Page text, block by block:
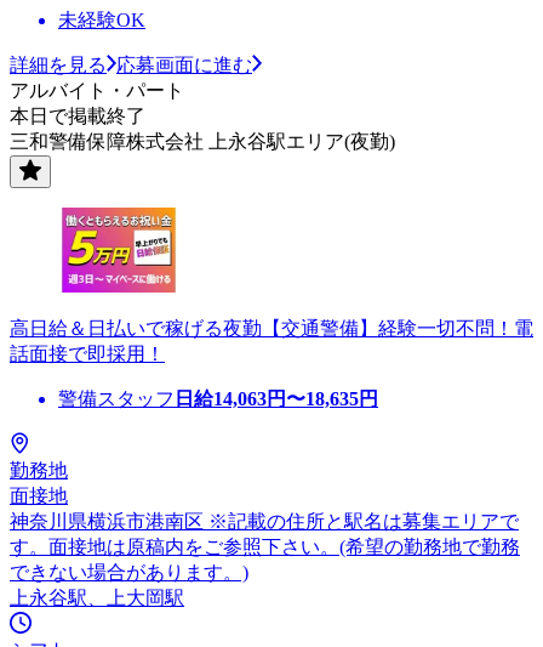
未経験OK
詳細を見る
応募画面に進む
アルバイト・パート
本日で掲載終了
三和警備保障株式会社 上永谷駅エリア(夜勤)
高日給＆日払いで稼げる夜勤【交通警備】経験一切不問！電
話面接で即採用！
警備スタッフ 日給14,063円〜18,635円
勤務地
面接地
神奈川県横浜市港南区 ※記載の住所と駅名は募集エリアで
す。面接地は原稿内をご参照下さい。(希望の勤務地で勤務
できない場合があります。)
上永谷駅、上大岡駅